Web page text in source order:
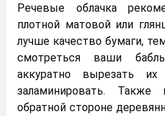
Речевые облачка
плотной матовой или
лучше качество бумаги,
смотреться ваши
аккуратно вырезать
заламинировать.
обратной стороне